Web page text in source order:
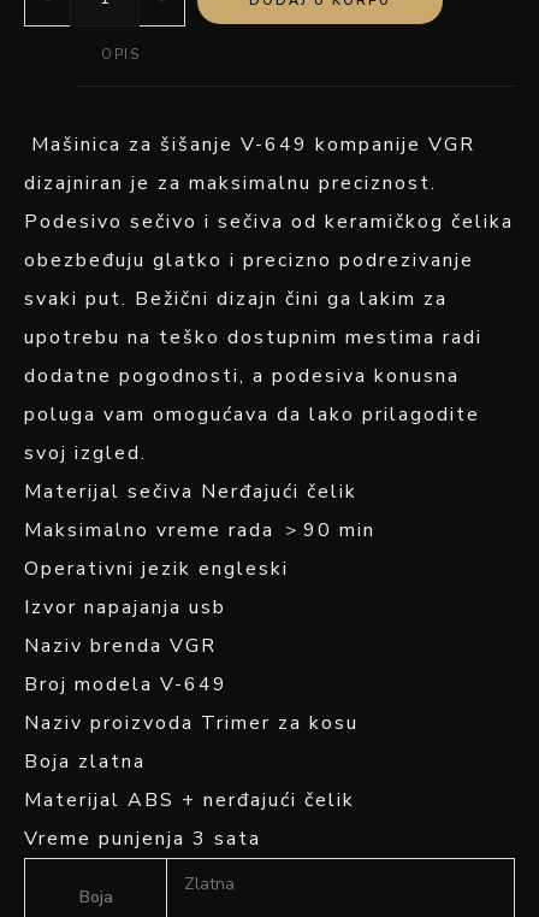
OPIS
Mašinica za šišanje V-649 kompanije VGR
dizajniran je za maksimalnu preciznost.
Podesivo sečivo i sečiva od keramičkog čelika
obezbeđuju glatko i precizno podrezivanje
svaki put. Bežični dizajn čini ga lakim za
upotrebu na teško dostupnim mestima radi
dodatne pogodnosti, a podesiva konusna
poluga vam omogućava da lako prilagodite
svoj izgled.
Materijal sečiva Nerđajući čelik
Maksimalno vreme rada ＞90 min
Operativni jezik engleski
Izvor napajanja usb
Naziv brenda VGR
Broj modela V-649
Naziv proizvoda Trimer za kosu
Boja zlatna
Materijal ABS + nerđajući čelik
Vreme punjenja 3 sata
Boja
Zlatna